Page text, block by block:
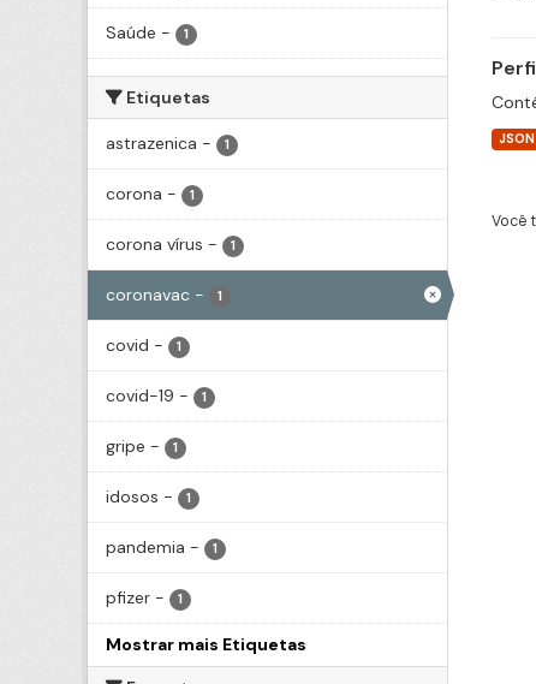
Saúde - 1
Etiquetas
astrazenica - 1
corona - 1
corona vírus - 1
coronavac - 1
covid - 1
covid-19 - 1
gripe - 1
idosos - 1
pandemia - 1
pfizer - 1
Mostrar mais Etiquetas
JSON
Você